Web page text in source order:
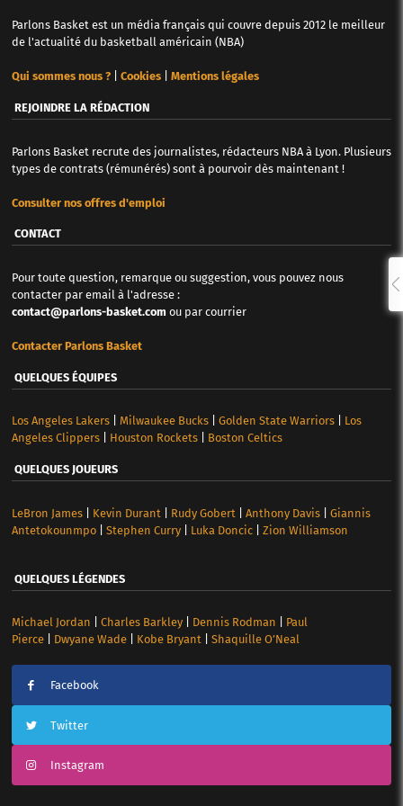
Parlons Basket est un média français qui couvre depuis 2012 le meilleur
de l'actualité du basketball américain (NBA)
Qui sommes nous ?| Cookies| Mentions légales
REJOINDRE LA RÉDACTION
Parlons Basket recrute des journalistes, rédacteurs NBA à Lyon. Plusieurs
types de contrats (rémunérés) sont à pourvoir dès maintenant !
Consulter nos offres d'emploi
CONTACT
Pour toute question, remarque ou suggestion, vous pouvez nous
contacter par email à l'adresse :
contact@parlons-basket.com ou par courrier
Contacter Parlons Basket
QUELQUES ÉQUIPES
Los Angeles Lakers| Milwaukee Bucks| Golden State Warriors| Los
Angeles Clippers| Houston Rockets| Boston Celtics
QUELQUES JOUEURS
LeBron James| Kevin Durant Rudy Gobert Anthony Davis| Giannis
Antetokounmpo| Stephen Curry| Luka Doncic| Zion Williamson
QUELQUES LÉGENDES
Michael Jordan Charles Barkley| Dennis Rodman
Paul
Pierce| Dwyane Wade| Kobe Bryant| Shaquille O’Neal
Facebook
Twitter
Instagram